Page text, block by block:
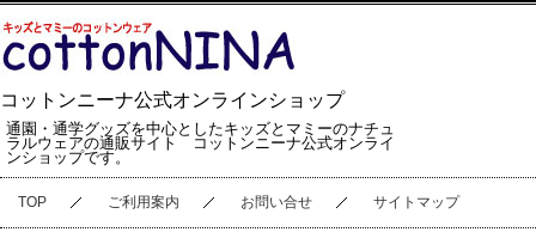
コットンニーナ公式オンラインショップ
通園・通学グッズを中心としたキッズとマミーのナチュ
ラルウェアの通販サイト コットンニーナ公式オンライ
ンショップです。
TOP ご利用案内 お問い合せ サイトマップ